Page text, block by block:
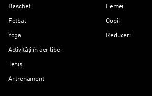
Baschet
Fotbal
Yoga
Activități în aer liber
Tenis
Antrenament
Femei
Copii
Reduceri